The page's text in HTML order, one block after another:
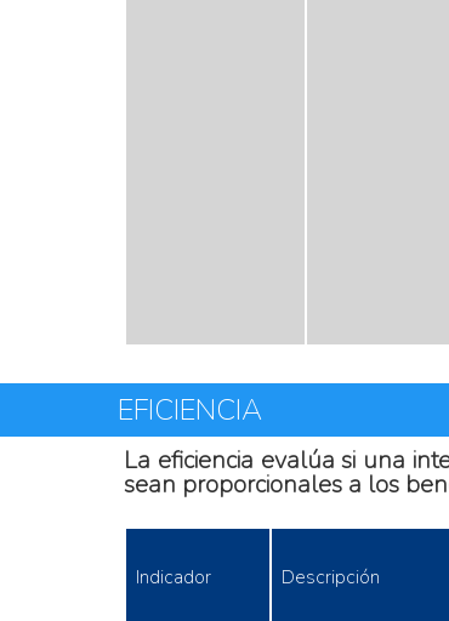
EFICIENCIA
La eficiencia evalúa si una
sean proporcionales a los
Indicador Descripción